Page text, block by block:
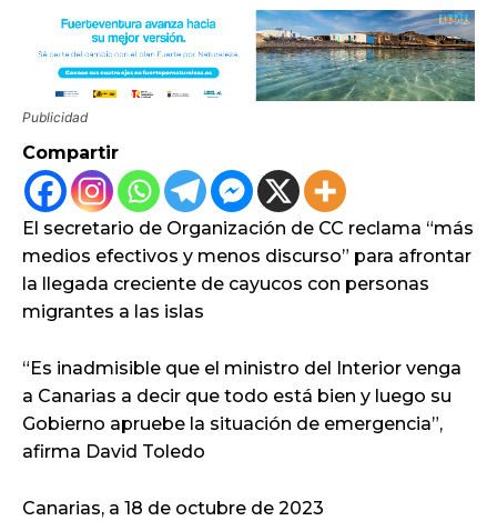
Publicidad
Compartir
El secretario de Organización de CC reclama “más
medios efectivos y menos discurso” para afrontar
la llegada creciente de cayucos con personas
migrantes a las islas
“Es inadmisible que el ministro del Interior venga
a Canarias a decir que todo está bien y luego su
Gobierno apruebe la situación de emergencia”,
afirma David Toledo
Canarias, a 18 de octubre de 2023